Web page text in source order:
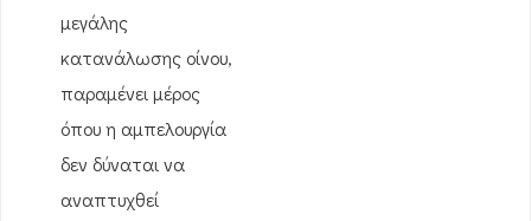
μεγάλης
κατανάλωσης οίνου,
παραμένει μέρος
όπου η αμπελουργία
δεν δύναται να
αναπτυχθεί